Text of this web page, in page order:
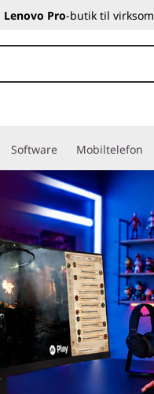
Lenovo Pro-butik til
Software Mobiltelefon